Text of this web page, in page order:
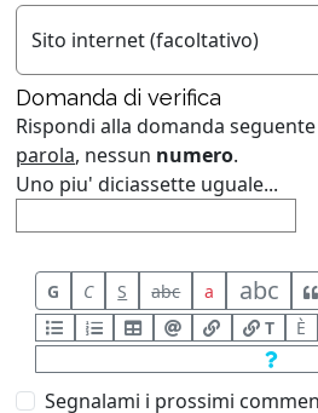
Sito internet (facoltativo)
Domanda di verifica
Rispondi alla domanda
parola, nessun numero.
Uno piu' diciassette uguale...
G C S abc a abc
T
È
Segnalami i prossimi